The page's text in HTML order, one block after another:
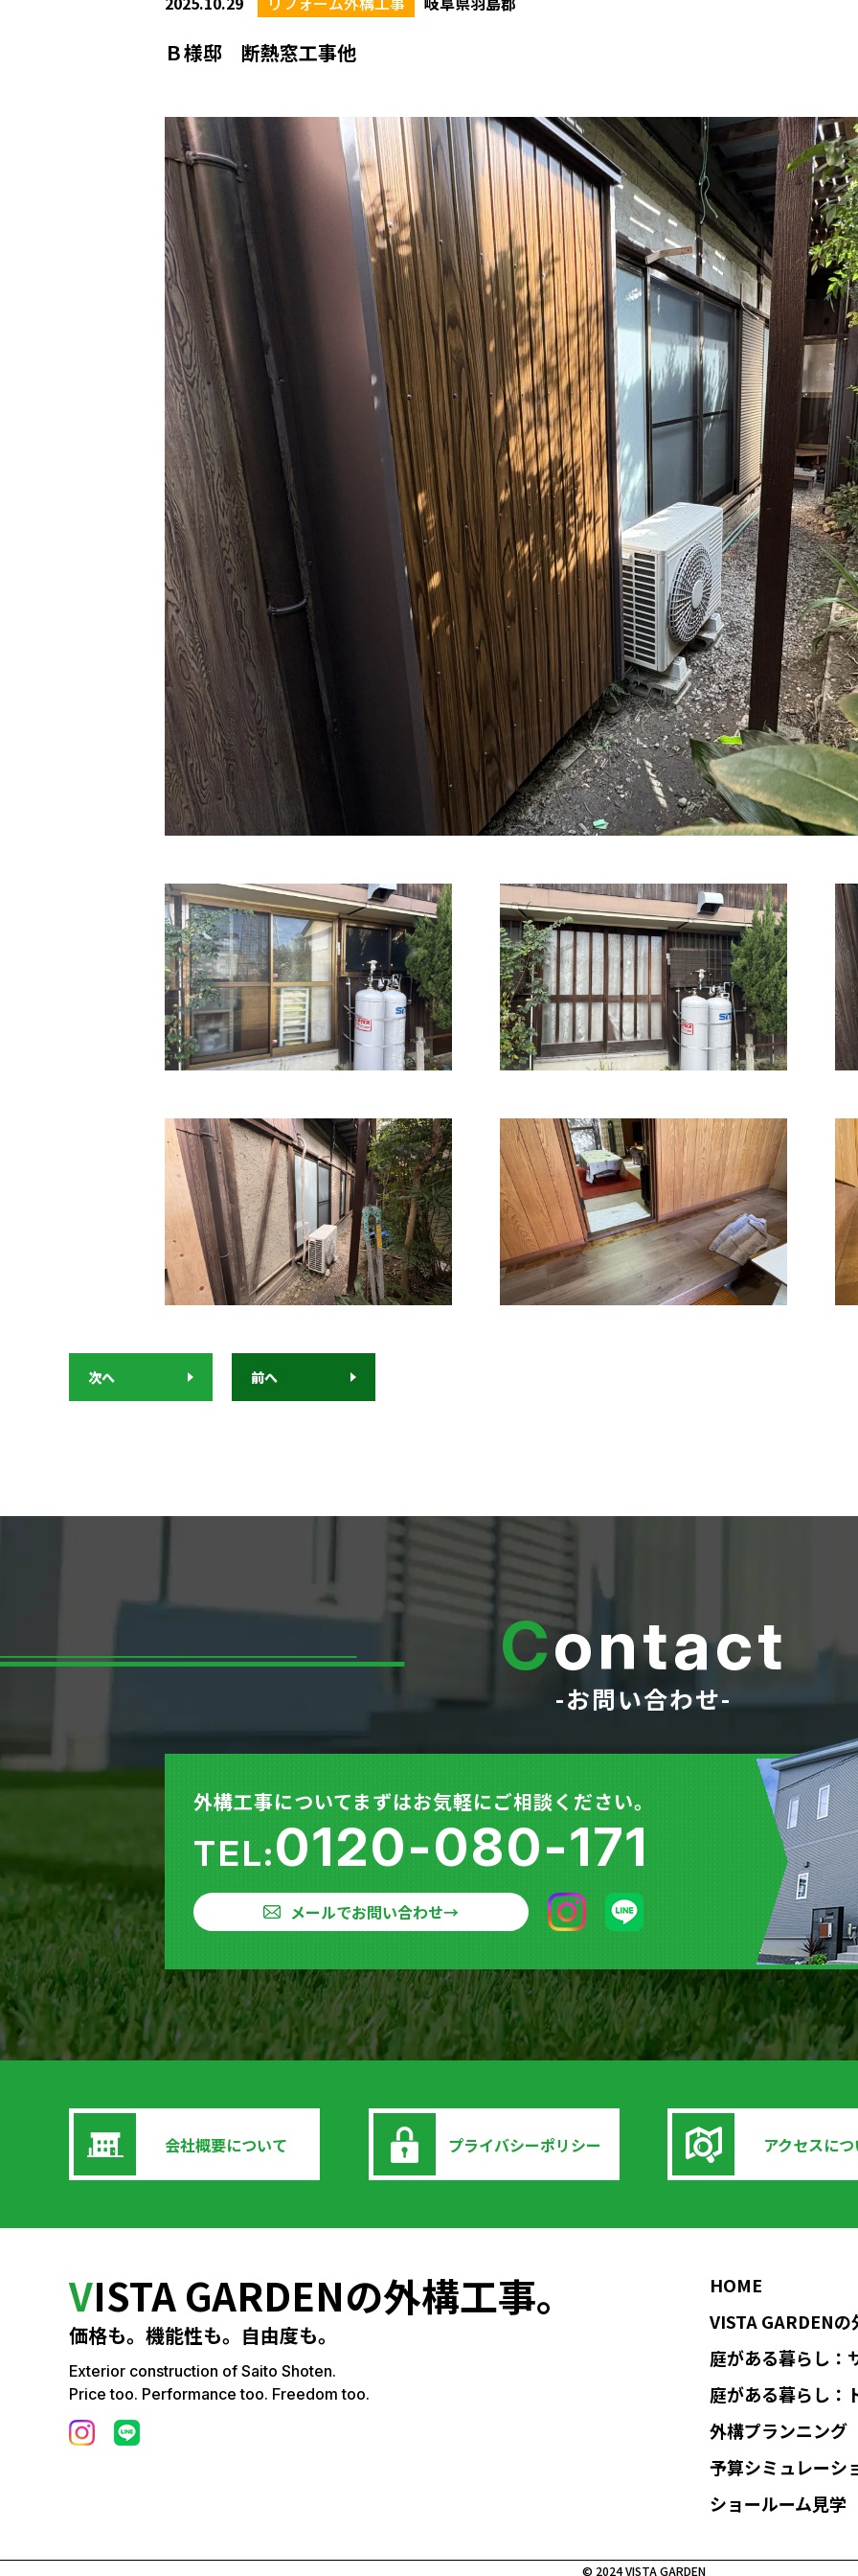
Ｂ様邸 断熱窓工事他
次へ 前へ
Contact
-お問い合わせ-
外構工事についてまずはお気軽にご相談ください。
TEL:0120-080-171
メールでお問い合わせ→
会社概要について プライバシーポリシー アクセスに
VISTA GARDENの外構工事。
価格も。機能性も。自由度も。
Exterior construction of Saito Shoten.
Price too. Performance too. Freedom too.
HOME
VISTA GARDEN
庭がある暮らし：
庭がある暮らし：
外構プランニング
予算シミュレーシ
ショールーム見学
© 2024 VISTA GARDEN